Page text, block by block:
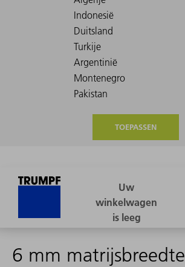
TOEPASSEN
6 mm matrijsbreedte